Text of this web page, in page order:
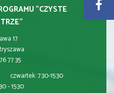
"CZYSTE
17
77 35
7:30-15:30
- 15:30